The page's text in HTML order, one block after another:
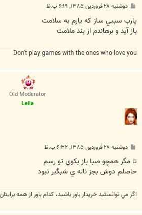
پ
ت
دوشنبه ۲۸ فروردین ۱۳۸۵, ۶:۱۹ ب.ظ
يارب سببي ساز که يارم به سلامت
باز آيد و برهاندم از بند ملامت
Don't play games with the ones who love you
Old Moderator
Leila
پ
ت
دوشنبه ۲۸ فروردین ۱۳۸۵, ۶:۳۲ ب.ظ
تا مگر همچو صبا باز بكوي تو رسم
حاصلم دوش بجز ناله ي شبگير نبود
اگر مي توانستيد خريدار باور باشيد، كدام باور از همه